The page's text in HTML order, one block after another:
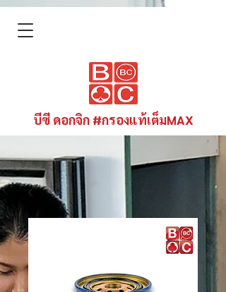
บีซี ดอกจิก #กรองแท้เต็มMAX